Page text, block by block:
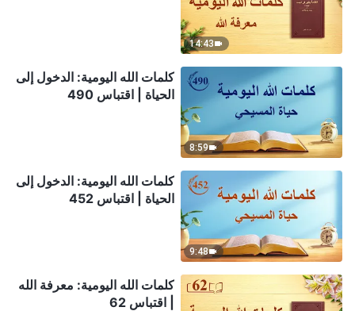
14:43
8:59
كلمات الله اليومية: الدخول إلى
الحياة | اقتباس 490
9:48
كلمات الله اليومية: الدخول إلى
الحياة | اقتباس 452
كلمات الله اليومية: معرفة الله
| اقتباس 62